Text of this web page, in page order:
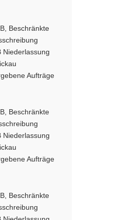
Beschränkte
Niederlassung
Aufträge
Beschränkte
Niederlassung
Aufträge
Beschränkte